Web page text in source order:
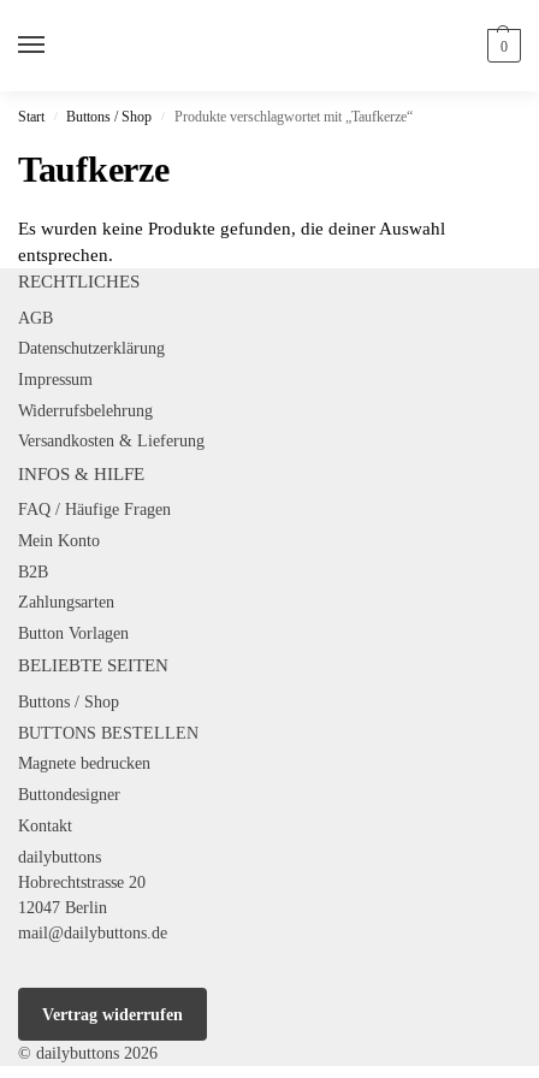
0
Start / Buttons / Shop / Produkte verschlagwortet mit „Taufkerze“
Taufkerze
Es wurden keine Produkte gefunden, die deiner Auswahl
entsprechen.
RECHTLICHES
AGB
Datenschutzerklärung
Impressum
Widerrufsbelehrung
Versandkosten & Lieferung
INFOS & HILFE
FAQ / Häufige Fragen
Mein Konto
B2B
Zahlungsarten
Button Vorlagen
BELIEBTE SEITEN
Buttons / Shop
BUTTONS BESTELLEN
Magnete bedrucken
Buttondesigner
Kontakt
dailybuttons
Hobrechtstrasse 20
12047 Berlin
mail@dailybuttons.de
Vertrag widerrufen
© dailybuttons 2026